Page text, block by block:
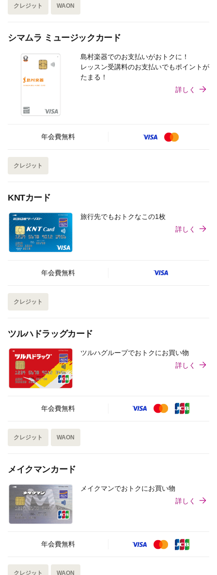
クレジット WAON
シマムラ ミュージックカード
島村楽器でのお支払いがおトクに！
レッスン受講料のお支払いでもポイントが
たまる！
詳しく
年会費無料
クレジット
KNTカード
旅行先でもおトクなこの1枚
詳しく
年会費無料
クレジット
ツルハドラッグカード
ツルハグループでおトクにお買い物
詳しく
年会費無料
クレジット WAON
メイクマンカード
メイクマンでおトクにお買い物
詳しく
年会費無料
クレジット WAON